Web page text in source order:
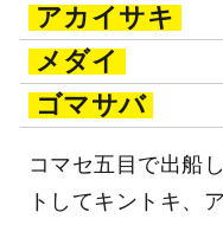
アカイサキ
メダイ
ゴマサバ
コマセ五目で出船
トしてキントキ、